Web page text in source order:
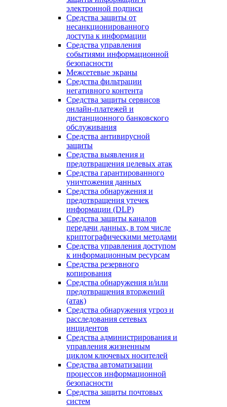
электронной подписи
Средства защиты от
несанкционированного
доступа к информации
Средства управления
событиями информационной
безопасности
Межсетевые экраны
Средства фильтрации
негативного контента
Средства защиты сервисов
онлайн-платежей и
дистанционного банковского
обслуживания
Средства антивирусной
защиты
Средства выявления и
предотвращения целевых атак
Средства гарантированного
уничтожения данных
Средства обнаружения и
предотвращения утечек
информации (DLP)
Средства защиты каналов
передачи данных, в том числе
криптографическими методами
Средства управления доступом
к информационным ресурсам
Средства резервного
копирования
Средства обнаружения и/или
предотвращения вторжений
(атак)
Средства обнаружения угроз и
расследования сетевых
инцидентов
Средства администрирования и
управления жизненным
циклом ключевых носителей
Средства автоматизации
процессов информационной
безопасности
Средства защиты почтовых
систем